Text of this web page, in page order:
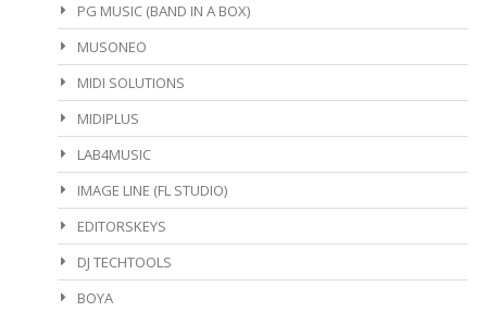
PG MUSIC (BAND IN A BOX)
MUSONEO
MIDI SOLUTIONS
MIDIPLUS
LAB4MUSIC
IMAGE LINE (FL STUDIO)
EDITORSKEYS
DJ TECHTOOLS
BOYA